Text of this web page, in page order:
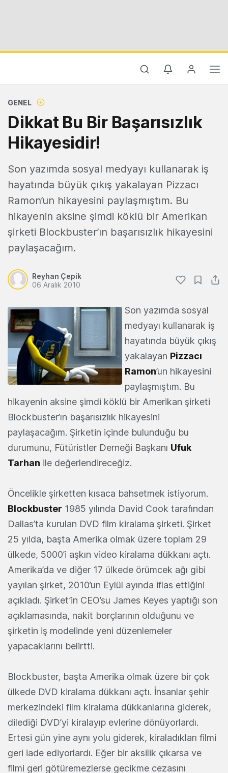
GENEL
Dikkat Bu Bir Başarısızlık
Hikayesidir!
Son yazımda sosyal medyayı kullanarak iş
hayatında büyük çıkış yakalayan Pizzacı
Ramon’un hikayesini paylaşmıştım. Bu
hikayenin aksine şimdi köklü bir Amerikan
şirketi Blockbuster’ın başarısızlık hikayesini
paylaşacağım.
Reyhan Çepik
06 Aralık 2010
Son yazımda sosyal
medyayı kullanarak iş
hayatında büyük çıkış
yakalayan Pizzacı
Ramon’un hikayesini
paylaşmıştım. Bu
hikayenin aksine şimdi köklü bir Amerikan şirketi
Blockbuster’ın başarısızlık hikayesini
paylaşacağım. Şirketin içinde bulunduğu bu
durumunu, Fütüristler Derneği Başkanı Ufuk
Tarhan ile değerlendireceğiz.
Öncelikle şirketten kısaca bahsetmek istiyorum.
Blockbuster 1985 yılında David Cook tarafından
Dallas’ta kurulan DVD film kiralama şirketi. Şirket
25 yılda, başta Amerika olmak üzere toplam 29
ülkede, 5000’i aşkın video kiralama dükkanı açtı.
Amerika’da ve diğer 17 ülkede örümcek ağı gibi
yayılan şirket, 2010’un Eylül ayında iflas ettiğini
açıkladı. Şirket’in CEO’su James Keyes yaptığı son
açıklamasında, nakit borçlarının olduğunu ve
şirketin iş modelinde yeni düzenlemeler
yapacaklarını belirtti.
Blockbuster, başta Amerika olmak üzere bir çok
ülkede DVD kiralama dükkanı açtı. İnsanlar şehir
merkezindeki film kiralama dükkanlarına giderek,
dilediği DVD’yi kiralayıp evlerine dönüyorlardı.
Ertesi gün yine aynı yolu giderek, kiraladıkları filmi
geri iade ediyorlardı. Eğer bir aksilik çıkarsa ve
filmi geri götüremezlerse gecikme cezasını